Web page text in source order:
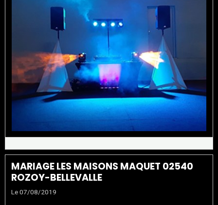
MARIAGE LES MAISONS MAQUET 02540
ROZOY-BELLEVALLE
Le 07/08/2019